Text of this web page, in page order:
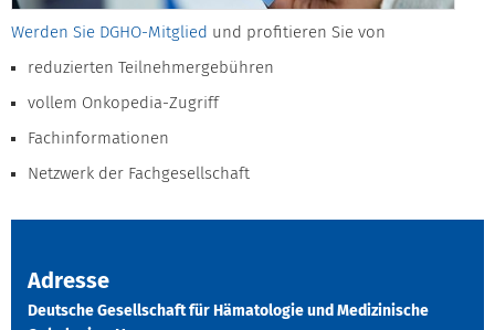
Werden Sie DGHO-Mitglied und profitieren Sie von
reduzierten Teilnehmergebühren
vollem Onkopedia-Zugriff
Fachinformationen
Netzwerk der Fachgesellschaft
Adresse
Deutsche Gesellschaft für Hämatologie und Medizinische